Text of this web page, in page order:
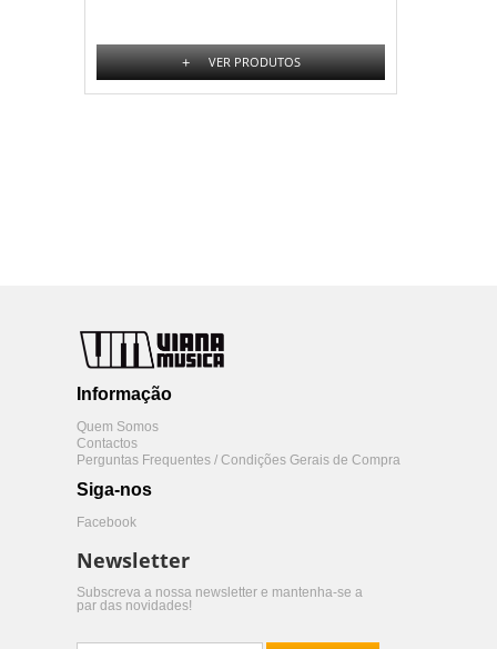
+ VER PRODUTOS
Informação
Quem Somos
Contactos
Perguntas Frequentes / Condições Gerais de Compra
Siga-nos
Facebook
Newsletter
Subscreva a nossa newsletter e mantenha-se a
par das novidades!